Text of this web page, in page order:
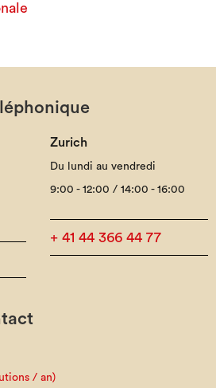
Zurich
Du lundi au vendredi
9:00 - 12:00 / 14:00 - 16:00
+ 41 44 366 44 77
/ an)